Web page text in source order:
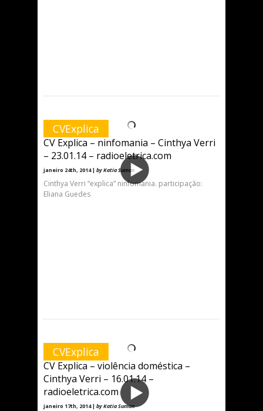
CVExplica
CV Explica – ninfomania – Cinthya Verri
– 23.01.14 – radioeletrica.com
janeiro 24th, 2014 | by Katia Suman
Cinthya Verri “explica” ninfomania. participação:
Eliana Guedes
CVExplica
CV Explica – violência doméstica –
Cinthya Verri – 16.01.14 –
radioeletrica.com
janeiro 17th, 2014 | by Katia Suman